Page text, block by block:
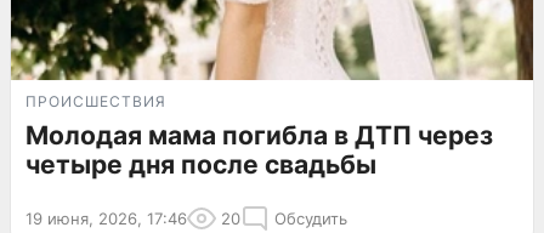
ПРОИСШЕСТВИЯ
Молодая мама погибла в ДТП через
четыре дня после свадьбы
19 июня, 2026, 17:46 20 Обсудить